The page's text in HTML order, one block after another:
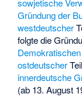
sowjetische
Gründung der
westdeutscher
folgte die
ostdeutscher
innerdeutsche
(ab 13. August